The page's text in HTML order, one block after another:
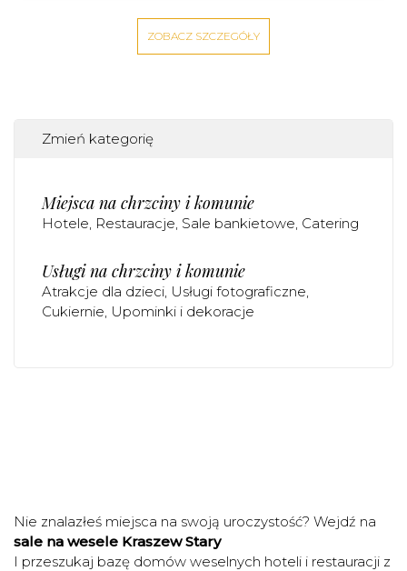
ZOBACZ SZCZEGÓŁY
Zmień kategorię
Miejsca na chrzciny i komunie
Hotele Restauracje Sale bankietowe Catering
Usługi na chrzciny i komunie
Atrakcje dla dzieci Usługi fotograficzne
Cukiernie Upominki i dekoracje
Nie znalazłeś miejsca na swoją uroczystość? Wejdź na
sale na wesele Kraszew Stary
I przeszukaj bazę domów weselnych hoteli i restauracji z